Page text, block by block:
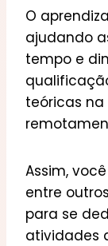
O
ajudando
tempo e
teóricas na
Assim,
entre
para se
atividades